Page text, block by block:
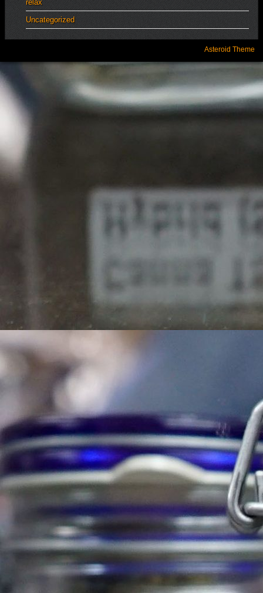
relax
Uncategorized
Asteroid Theme